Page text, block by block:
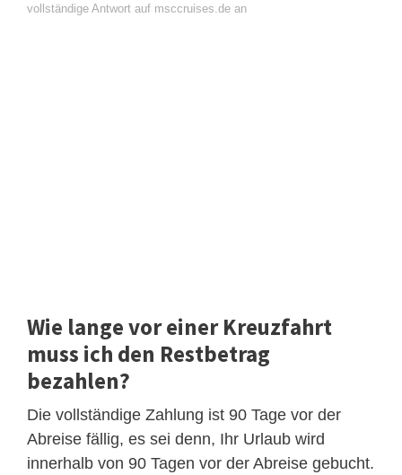
vollständige Antwort auf msccruises.de an
Wie lange vor einer Kreuzfahrt
muss ich den Restbetrag
bezahlen?
Die vollständige Zahlung ist 90 Tage vor der
Abreise fällig, es sei denn, Ihr Urlaub wird
innerhalb von 90 Tagen vor der Abreise gebucht.